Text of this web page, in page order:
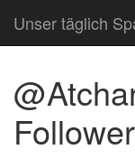
Unser täglich